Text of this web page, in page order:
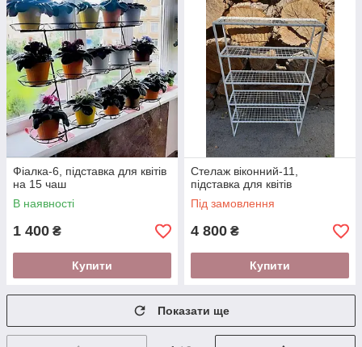
Фіалка-6, підставка для квітів
на 15 чаш
В наявності
1 400 ₴
Купити
Стелаж віконний-11,
підставка для квітів
Під замовлення
4 800 ₴
Купити
Показати ще